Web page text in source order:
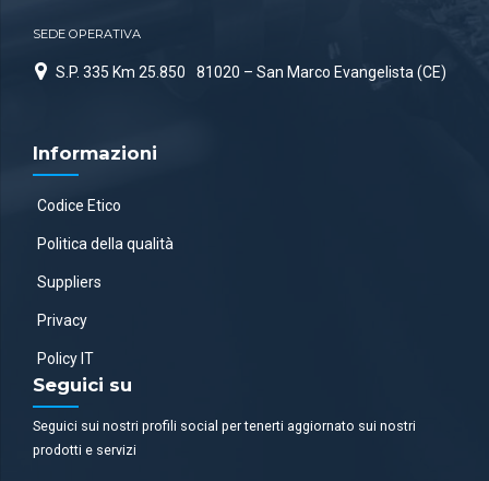
SEDE OPERATIVA
S.P. 335 Km 25.850 81020 – San Marco Evangelista (CE)
Informazioni
Codice Etico
Politica della qualità
Suppliers
Privacy
Policy IT
Seguici su
Seguici sui nostri profili social per tenerti aggiornato sui nostri
prodotti e servizi